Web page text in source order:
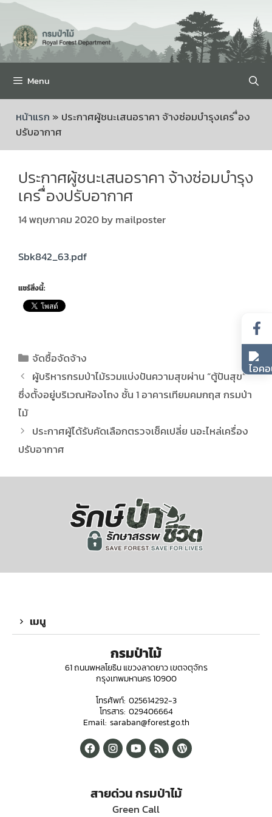
Menu
หน้าแรก » ประกาศผู้ชนะเสนอราคา จ้างซ่อมบำรุงเคร ื่อง
ปรับอากาศ
ประกาศผู้ชนะเสนอราคา จ้างซ่อมบำรุง
เคร ื่องปรับอากาศ
14 พฤษภาคม 2020bymailposter
Sbk842_63.pdf
แชร์สิ่งนี้:
จัดซื้อจัดจ้าง
ผู้บริหารกรมป่าไม้รวมแบ่งปันความสุขผ่าน “ตู้ปันสุข”
ซึ่งตั้งอยู่บริเวณห้องโถง ชั้น 1 อาคารเทียมคมกฤส กรมป่า
ไม้
ประกาศผู้ได้รับคัดเลือกตรวจเช็คเปลี่ย นอะไหล่เครื่อง
ปรับอากาศ
เมนู
กรมป่าไม้
61 ถนนพหลโยธิน แขวงลาดยาว เขตจตุจักร
กรุงเทพมหานคร 10900
โทรศัพท์: 025614292-3
โทรสาร: 029406664
Email: saraban@forest.go.th
สายด่วน กรมป่าไม้
Green Call